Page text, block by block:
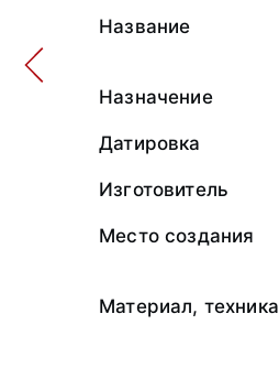
Название
Назначение
Датировка
Изготовитель
Место создания
Материал, техника